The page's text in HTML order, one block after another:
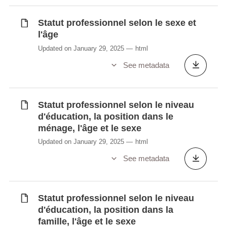
Niveau d'éducation selon le sexe et l'âge
Niveau d'éducation selon l’état matrimonial,
l'âge et le sexe
Niveau d’éducation selon la position dans
l’activité économique et le sexe
Niveau d’éducation selon le lieu de travail,
le sexe et l'âge
Profession selon l'année d'immigration, le
Profession selon la nationalité, le sexe et
Profession selon le lieu de résidence un an
avant le recensement, le sexe et l'âge
Statut professionnel selon le sexe et
l'âge
Updated on January 29, 2025 html
See metadata
Statut professionnel selon le niveau
d'éducation, la position dans le
ménage, l'âge et le sexe
Updated on January 29, 2025 html
See metadata
Statut professionnel selon le niveau
d'éducation, la position dans la
famille, l'âge et le sexe